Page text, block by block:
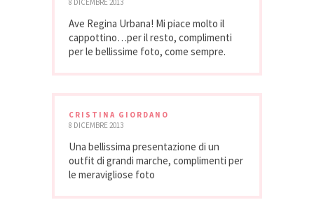
Ave Regina Urbana! Mi piace molto il
cappottino…per il resto, complimenti
per le bellissime foto, come sempre.
CRISTINA GIORDANO
8 DICEMBRE 2013
Una bellissima presentazione di un
outfit di grandi marche, complimenti per
le meravigliose foto